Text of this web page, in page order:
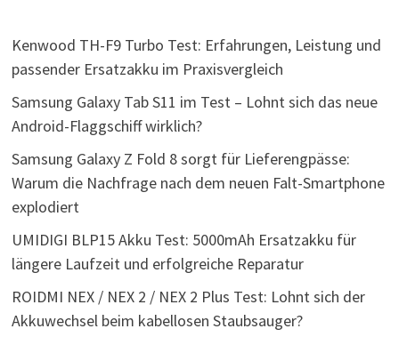
Kenwood TH-F9 Turbo Test: Erfahrungen, Leistung und
passender Ersatzakku im Praxisvergleich
Samsung Galaxy Tab S11 im Test – Lohnt sich das neue
Android-Flaggschiff wirklich?
Samsung Galaxy Z Fold 8 sorgt für Lieferengpässe:
Warum die Nachfrage nach dem neuen Falt-Smartphone
explodiert
UMIDIGI BLP15 Akku Test: 5000mAh Ersatzakku für
längere Laufzeit und erfolgreiche Reparatur
ROIDMI NEX / NEX 2 / NEX 2 Plus Test: Lohnt sich der
Akkuwechsel beim kabellosen Staubsauger?